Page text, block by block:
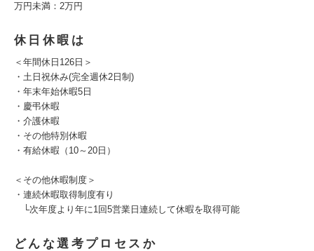
万円未満：2万円
休日休暇は
＜年間休日126日＞
・土日祝休み(完全週休2日制)
・年末年始休暇5日
・慶弔休暇
・介護休暇
・その他特別休暇
・有給休暇（10～20日）
＜その他休暇制度＞
・連続休暇取得制度有り
└次年度より年に1回5営業日連続して休暇を取得可能
どんな選考プロセスか